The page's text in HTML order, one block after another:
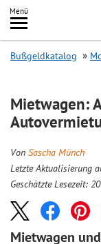
Inhalt
springen
Menü
Bußgeldkatalog
Mietwagen:
Von Sascha Münch
Letzte Aktualisierung
Geschätzte Lesezeit: 20
Mietwagen